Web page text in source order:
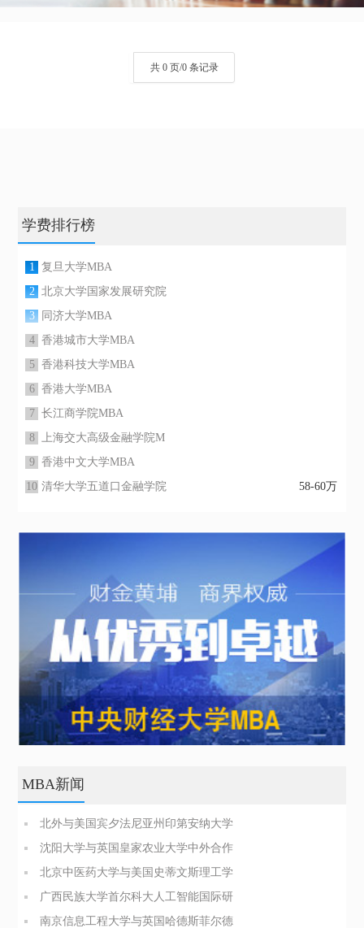
共 0 页/0 条记录
学费排行榜
1
复旦大学MBA
2 北京大学国家发展研究院
3
同济大学MBA
4 香港城市大学MBA
5 香港科技大学MBA
6 香港大学MBA
7 长江商学院MBA
8 上海交大高级金融学院M
9 香港中文大学MBA
10 清华大学五道口金融学院 58-60万
MBA新闻
北外与美国宾夕法尼亚州印第安纳大学
商业分析硕士简章
沈阳大学与英国皇家农业大学中外合作
办学博士（PhD）简章
北京中医药大学与美国史蒂文斯理工学
院医疗健康领导力与管理硕士
广西民族大学首尔科大人工智能国际研
究生院合办硕士招生简章
南京信息工程大学与英国哈德斯菲尔德